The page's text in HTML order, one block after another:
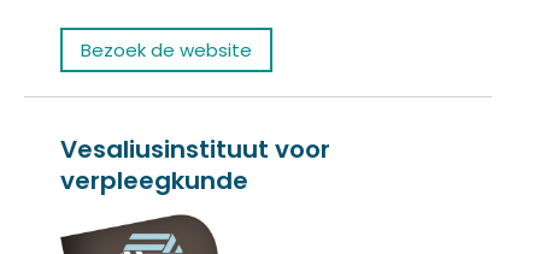
Bezoek de website
Vesaliusinstituut voor
verpleegkunde